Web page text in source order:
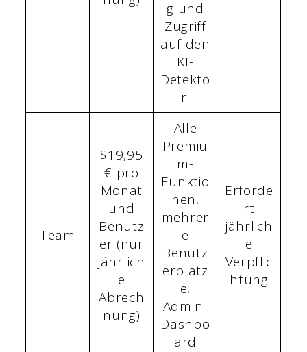
g und
Zugriff
auf den
KI-
Detekto
r.
Team
$19,95
€ pro
Monat
und
Benutz
er (nur
jährlich
e
Abrech
nung)
Alle
Premiu
m-
Funktio
nen,
mehrer
e
Benutz
erplätz
e,
Admin-
Dashbo
ard
Erforde
rt
jährlich
e
Verpflic
htung